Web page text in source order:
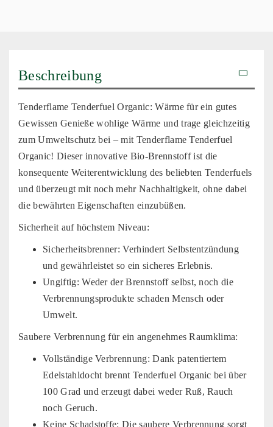
Beschreibung
Tenderflame Tenderfuel Organic: Wärme für ein gutes
Gewissen Genieße wohlige Wärme und trage gleichzeitig
zum Umweltschutz bei – mit Tenderflame Tenderfuel
Organic! Dieser innovative Bio-Brennstoff ist die
konsequente Weiterentwicklung des beliebten Tenderfuels
und überzeugt mit noch mehr Nachhaltigkeit, ohne dabei
die bewährten Eigenschaften einzubüßen.
Sicherheit auf höchstem Niveau:
Sicherheitsbrenner: Verhindert Selbstentzündung
und gewährleistet so ein sicheres Erlebnis.
Ungiftig: Weder der Brennstoff selbst, noch die
Verbrennungsprodukte schaden Mensch oder
Umwelt.
Saubere Verbrennung für ein angenehmes Raumklima:
Vollständige Verbrennung: Dank patentiertem
Edelstahldocht brennt Tenderfuel Organic bei über
100 Grad und erzeugt dabei weder Ruß, Rauch
noch Geruch.
Keine Schadstoffe: Die saubere Verbrennung sorgt